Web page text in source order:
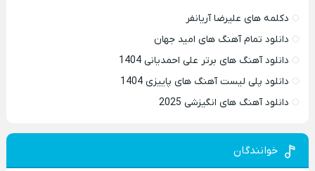
دکلمه های علیرضا آریانفر
دانلود تمام آهنگ های امید جهان
دانلود آهنگ های برتر علی احمدیانی 1404
دانلود پلی لیست آهنگ های پاییزی 1404
دانلود آهنگ های انگیزشی 2025
خوانندگان